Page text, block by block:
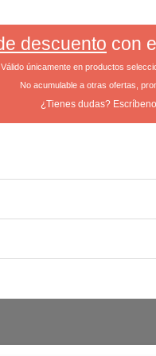
descuento con
Válido únicamente en productos
No acumulable a otras ofertas,
¿Tienes dudas?